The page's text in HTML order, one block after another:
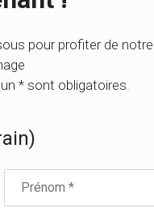
pour profiter de
* sont obligatoires.